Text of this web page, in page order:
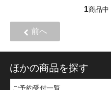
1商品中
前へ
ほかの商品を探す